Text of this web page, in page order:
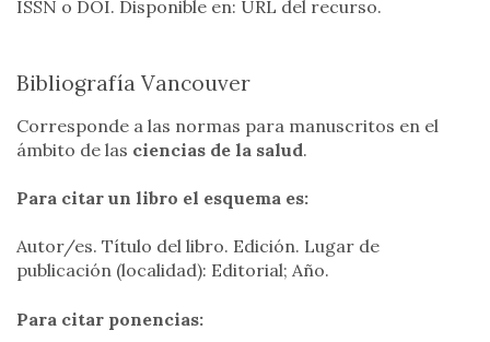
ISSN o DOI. Disponible en: URL del recurso.
Bibliografía Vancouver
Corresponde a las normas para manuscritos en el
ámbito de las ciencias de la salud.
Para citar un libro el esquema es:
Autor/es. Título del libro. Edición. Lugar de
publicación (localidad): Editorial; Año.
Para citar ponencias: